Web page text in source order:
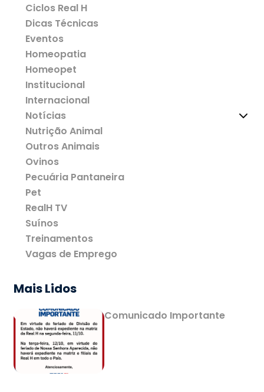
Ciclos Real H
Dicas Técnicas
Eventos
Homeopatia
Homeopet
Institucional
Internacional
Notícias
Nutrição Animal
Outros Animais
Ovinos
Pecuária Pantaneira
Pet
RealH TV
Suínos
Treinamentos
Vagas de Emprego
Mais Lidos
Comunicado Importante